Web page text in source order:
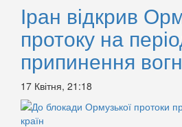
Іран відкрив
протоку на
припинення
17 Квітня, 21:18